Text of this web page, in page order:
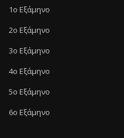
1ο Εξάμηνο
2ο Εξάμηνο
3ο Εξάμηνο
4ο Εξάμηνο
5ο Εξάμηνο
6ο Εξάμηνο